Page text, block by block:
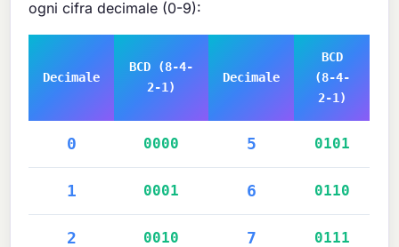
ogni cifra decimale (0-9):
Decimale
BCD (8-4-
2-1)
Decimale
BCD
(8-4-
2-1)
0 0000 5 0101
1 0001 6 0110
2 0010 7 0111